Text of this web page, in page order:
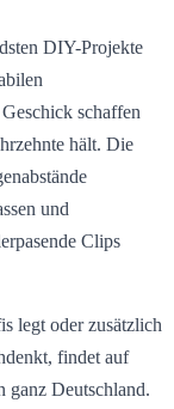
DIY-Projekte
schaffen
hält. Die
und
Clips
legt oder zusätzlich
findet auf
ganz Deutschland.